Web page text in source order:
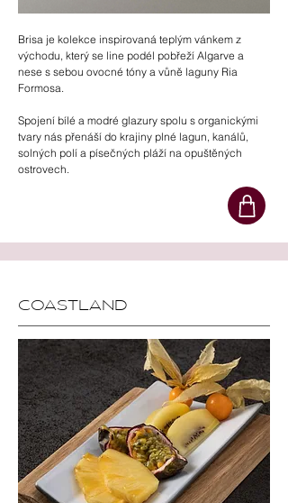
Brisa je kolekce inspirovaná teplým vánkem z
východu, který se line podél pobřeží Algarve a
nese s sebou ovocné tóny a vůně laguny Ria
Formosa.
Spojení bílé a modré glazury spolu s organickými
tvary nás přenáší do krajiny plné lagun, kanálů,
solných polí a písečných pláží na opuštěných
ostrovech.​
COASTLAND